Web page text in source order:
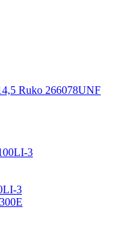
Ruko 266078UNF
3